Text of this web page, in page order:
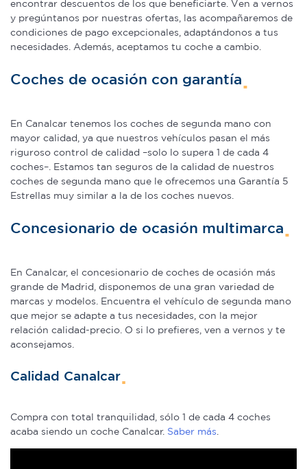
Las cookies de este sitio web se usan para personalizar
el contenido y los anuncios, ofrecer funciones de redes
información sobre el uso que haga del sitio web con
que les haya proporcionado o que hayan recopilado a
partir del uso que haya hecho de sus servicios.
encontrar descuentos de los que beneficiarte. Ven a vernos
y pregúntanos por nuestras ofertas, las acompañaremos de
condiciones de pago excepcionales, adaptándonos a tus
necesidades. Además, aceptamos tu coche a cambio.
Coches de ocasión con garantía
En Canalcar tenemos los coches de segunda mano con
mayor calidad, ya que nuestros vehículos pasan el más
riguroso control de calidad –solo lo supera 1 de cada 4
coches–. Estamos tan seguros de la calidad de nuestros
coches de segunda mano que le ofrecemos una Garantía 5
Estrellas muy similar a la de los coches nuevos.
Concesionario de ocasión multimarca
En Canalcar, el concesionario de coches de ocasión más
grande de Madrid, disponemos de una gran variedad de
marcas y modelos. Encuentra el vehículo de segunda mano
que mejor se adapte a tus necesidades, con la mejor
relación calidad-precio. O si lo prefieres, ven a vernos y te
aconsejamos.
Calidad Canalcar
Compra con total tranquilidad, sólo 1 de cada 4 coches
acaba siendo un coche Canalcar. Saber más.